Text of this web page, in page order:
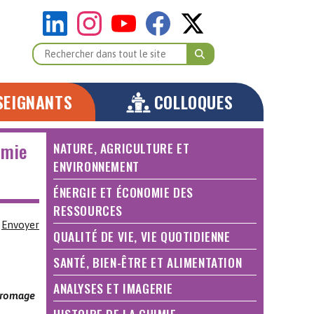
COLLOQUES
Envoyer
NATURE, AGRICULTURE ET
ENVIRONNEMENT
ÉNERGIE ET ÉCONOMIE DES
RESSOURCES
QUALITÉ DE VIE, VIE QUOTIDIENNE
SANTÉ, BIEN-ÊTRE ET ALIMENTATION
ANALYSES ET IMAGERIE